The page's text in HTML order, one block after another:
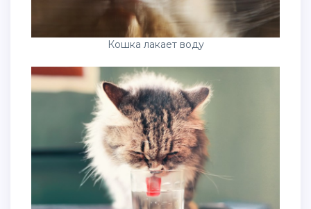
Кошка лакает воду